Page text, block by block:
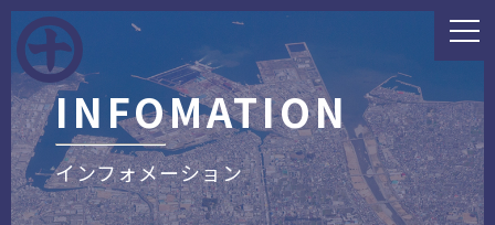
INFOMATION
インフォメーション